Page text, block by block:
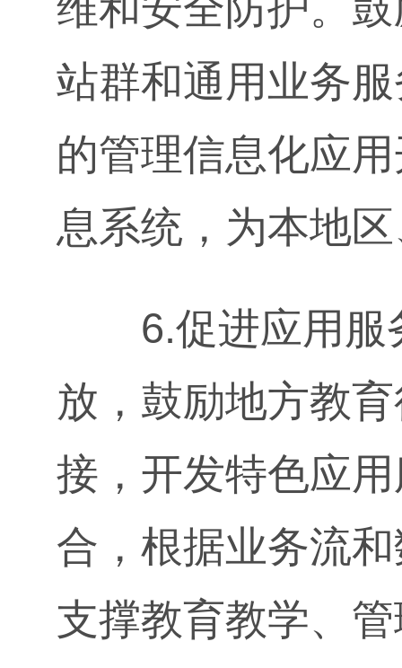
站群和通用业务
的管理信息化应
息系统，为本地
6.促进应用服
放，鼓励地方教
接，开发特色应
合，根据业务流
支撑教育教学、